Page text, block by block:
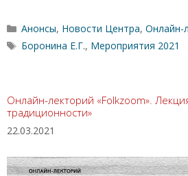
Рубрики
Анонсы, Новости Центра,Онлайн-
Метки
Боронина Е.Г., Мероприятия 2021
Онлайн-лекторий «Folkzoom».
традиционности»
22.03.2021